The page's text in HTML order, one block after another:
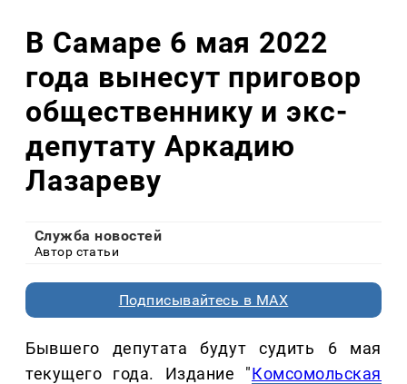
В Самаре 6 мая 2022
года вынесут приговор
общественнику и экс-
депутату Аркадию
Лазареву
Служба новостей
Автор статьи
Подписывайтесь в MAX
Бывшего депутата будут судить 6 мая
текущего года. Издание "Комсомольская